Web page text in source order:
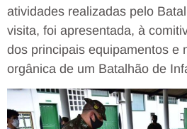
atividades realizadas pelo
visita, foi apresentada, à
dos principais equipamentos e
orgânica de um Batalhão de